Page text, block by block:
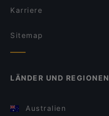
Karriere
Sitemap
LÄNDER UND REGIONEN
Australien